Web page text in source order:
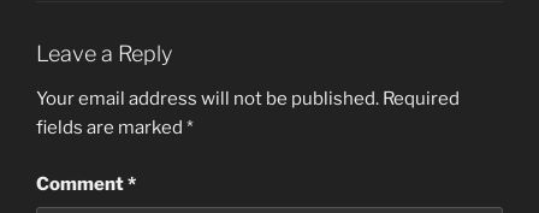
Leave a Reply
Your email address will not be published. Required
fields are marked *
Comment*